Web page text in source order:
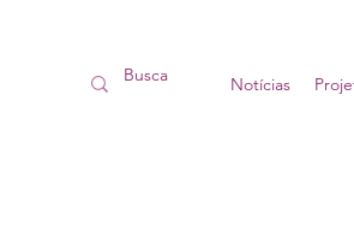
Home Notícias